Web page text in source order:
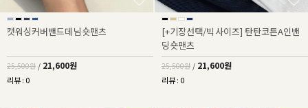
캣워싱커버밴드데님숏팬츠
25,500원 / 21,600원
리뷰 : 0
[+기장선택/빅사이즈] 탄탄코튼A인밴
딩숏팬츠
25,500원 / 21,600원
리뷰 : 0